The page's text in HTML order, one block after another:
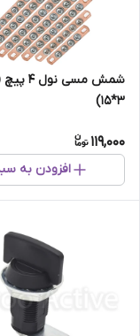
شمش مسی
۳*۱۵)
119,000
افزودن به